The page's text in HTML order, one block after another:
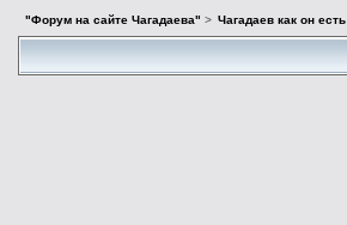
"Форум на сайте Чагадаева" > Чагадаев как он есть